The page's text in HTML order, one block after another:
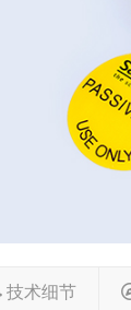
技术细节